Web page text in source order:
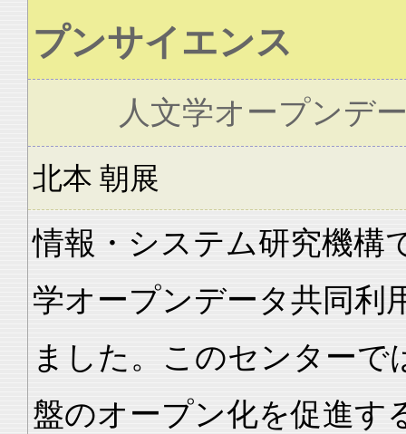
プンサイエンス
人文学オープンデ
北本 朝展
情報・システム研究機構
学オープンデータ共同利
ました。このセンターで
盤のオープン化を促進す